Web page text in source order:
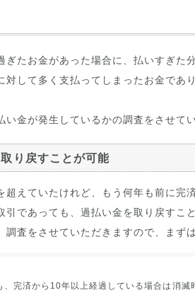
ぎたお金があった場合に、払いすぎ
対して多く支払ってしまったお金で
い金が発生しているかの調査をさせて
り戻すことが可能
超えていたけれど、もう何年も前に
引であっても、過払い金を取り戻すこ
調査をさせていただきますので、まず
、完済から10年以上経過している場合は消